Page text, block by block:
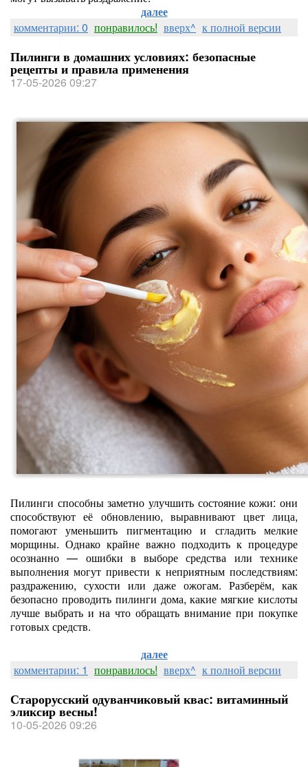
далее
комментарии: 0 понравилось! вверх^ к полной версии
Пилинги в домашних условиях: безопасные
рецепты и правила применения
17-05-2026 09:27
Пилинги способны заметно улучшить состояние кожи: они
способствуют её обновлению, выравнивают цвет лица,
помогают уменьшить пигментацию и сгладить мелкие
морщины. Однако крайне важно подходить к процедуре
осознанно — ошибки в выборе средства или технике
выполнения могут привести к неприятным последствиям:
раздражению, сухости или даже ожогам. Разберём, как
безопасно проводить пилинги дома, какие мягкие кислоты
лучше выбрать и на что обращать внимание при покупке
готовых средств.
далее
комментарии: 1 понравилось! вверх^ к полной версии
Старорусский одуванчиковый квас: витаминный
эликсир весны!
10-05-2026 09:26